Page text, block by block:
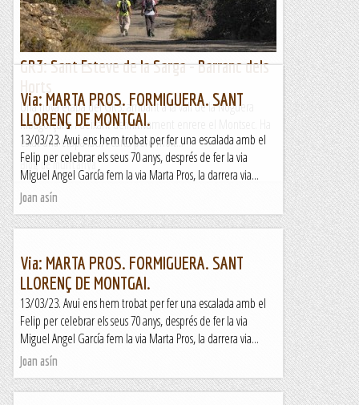
GR3: Sant Esteve de la Sarga - Barranc dels
Una nova etapa del GR3, arribant a la vall de la Noguera
Ribagorçana i deixant definitivament enrere el Montsec. Ha
estat una etapa fàcil i curta però molt...
Blog de muntanya
Via: MARTA PROS. FORMIGUERA. SANT
LLORENÇ DE MONTGAI.
13/03/23. Avui ens hem trobat per fer una escalada amb el
Felip per celebrar els seus 70 anys, després de fer la via
Miguel Angel García fem la via Marta Pros, la darrera via...
Joan asín
Via: MARTA PROS. FORMIGUERA. SANT
LLORENÇ DE MONTGAI.
13/03/23. Avui ens hem trobat per fer una escalada amb el
Felip per celebrar els seus 70 anys, després de fer la via
Miguel Angel García fem la via Marta Pros, la darrera via...
Joan asín